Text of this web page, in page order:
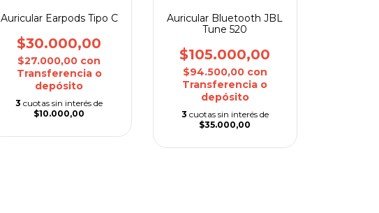
Auricular Earpods Tipo C
$30.000,00
$27.000,00 con
Transferencia o
depósito
3 cuotas sin interés de
$10.000,00
Auricular Bluetooth JBL
Tune 520
$105.000,00
$94.500,00 con
Transferencia o
depósito
3 cuotas sin interés de
$35.000,00